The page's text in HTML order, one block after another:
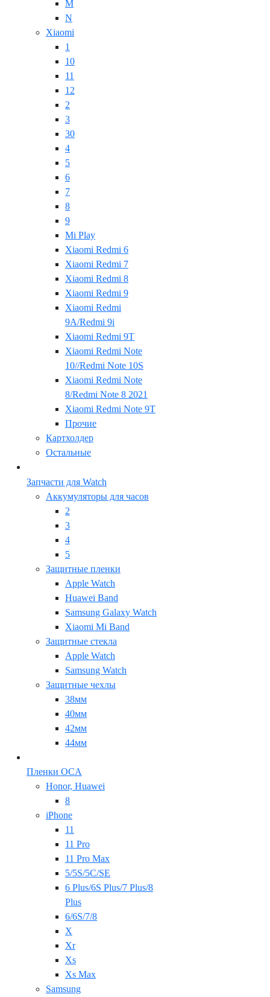
M
N
Xiaomi
1
10
11
12
2
3
30
4
5
6
7
8
9
Mi Play
Xiaomi Redmi 6
Xiaomi Redmi 7
Xiaomi Redmi 8
Xiaomi Redmi 9
Xiaomi Redmi
9A/Redmi 9i
Xiaomi Redmi 9T
Xiaomi Redmi Note
10//Redmi Note 10S
Xiaomi Redmi Note
8/Redmi Note 8 2021
Xiaomi Redmi Note 9T
Прочие
Картхолдер
Остальные
Запчасти для Watch
Аккумуляторы для часов
2
3
4
5
Защитные пленки
Apple Watch
Huawei Band
Samsung Galaxy Watch
Xiaomi Mi Band
Защитные стекла
Apple Watch
Samsung Watch
Защитные чехлы
38мм
40мм
42мм
44мм
Пленки OCA
Honor, Huawei
8
iPhone
11
11 Pro
11 Pro Max
5/5S/5C/SE
6 Plus/6S Plus/7 Plus/8
Plus
6/6S/7/8
X
Xr
Xs
Xs Max
Samsung